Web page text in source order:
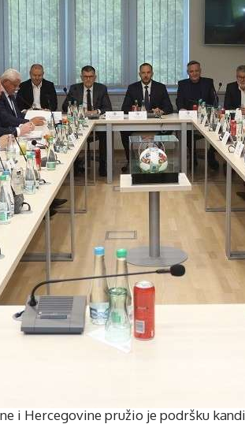
i Hercegovine pružio je podršku